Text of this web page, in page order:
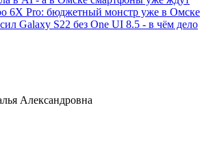
6X Pro: бюджетный монстр уже в Омске
Galaxy S22 без One UI 8.5 - в чём дело
Александровна